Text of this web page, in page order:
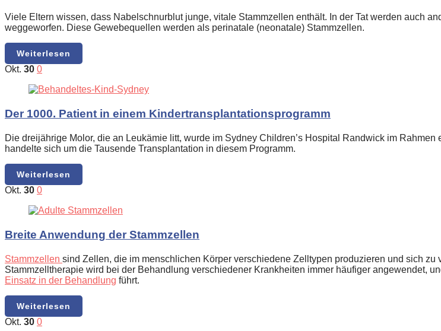
Viele Eltern wissen, dass Nabelschnurblut junge, vitale Stammzellen enthält. In der Tat werden auch
weggeworfen. Diese Gewebequellen werden als perinatale (neonatale) Stammzellen.
Weiterlesen
Okt. 30 0
Der 1000. Patient in einem Kindertransplantationsprogramm
Die dreijährige Molor, die an Leukämie litt, wurde im Sydney Children’s Hospital Randwick im
handelte sich um die Tausende Transplantation in diesem Programm.
Weiterlesen
Okt. 30 0
Breite Anwendung der Stammzellen
Stammzellen sind Zellen, die im menschlichen Körper verschiedene Zelltypen produzieren und sich
Stammzelltherapie wird bei der Behandlung verschiedener Krankheiten immer häufiger angewendet,
Einsatz in der Behandlung führt.
Weiterlesen
Okt. 30 0